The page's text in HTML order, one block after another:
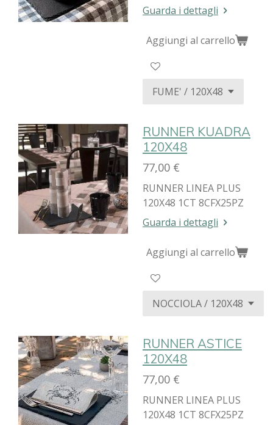
Guarda i dettagli
Aggiungi al carrello
RUNNER KUADRA
120X48
77,00 €
RUNNER LINEA PLUS
120X48 1CT 8CFX25PZ
Guarda i dettagli
Aggiungi al carrello
RUNNER ASTICE
120X48
77,00 €
RUNNER LINEA PLUS
120X48 1CT 8CFX25PZ